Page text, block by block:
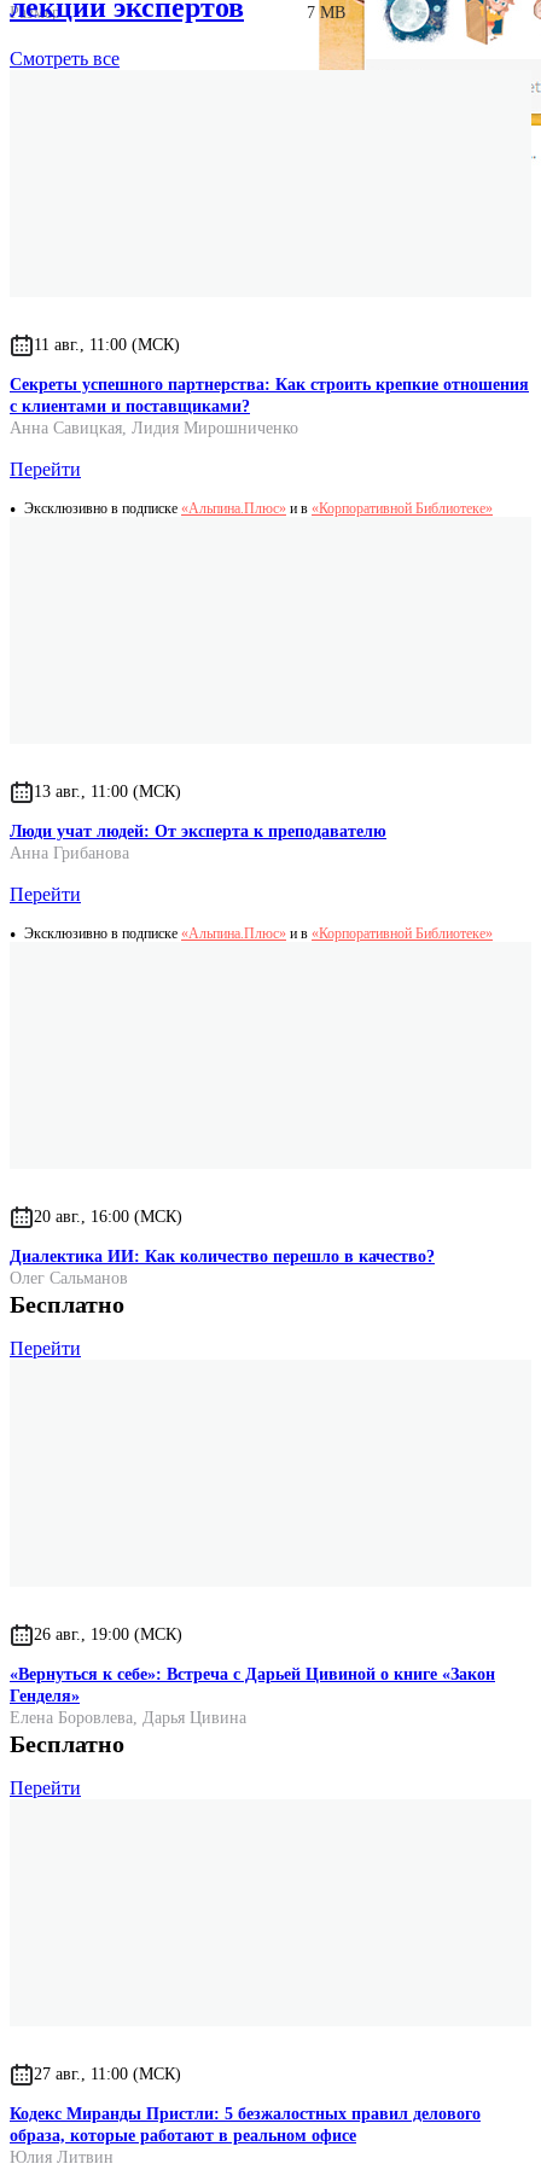
Размер 7 MB
лекции экспертов
Смотреть все
11 авг., 11:00 (МСК)
Секреты успешного партнерства: Как строить крепкие отношения
с клиентами и поставщиками?
Анна Савицкая, Лидия Мирошниченко
Перейти
Эксклюзивно в подписке «Альпина.Плюс» и в «Корпоративной Библиотеке»
13 авг., 11:00 (МСК)
Люди учат людей: От эксперта к преподавателю
Анна Грибанова
Перейти
Эксклюзивно в подписке «Альпина.Плюс» и в «Корпоративной Библиотеке»
20 авг., 16:00 (МСК)
Диалектика ИИ: Как количество перешло в качество?
Олег Сальманов
Бесплатно
Перейти
26 авг., 19:00 (МСК)
«Вернуться к себе»: Встреча с Дарьей Цивиной о книге «Закон
Генделя»
Елена Боровлева, Дарья Цивина
Бесплатно
Перейти
27 авг., 11:00 (МСК)
Кодекс Миранды Пристли: 5 безжалостных правил делового
образа, которые работают в реальном офисе
Юлия Литвин